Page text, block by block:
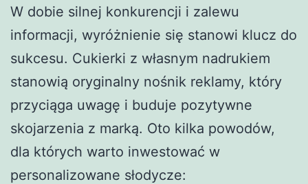
W dobie silnej konkurencji i zalewu
informacji, wyróżnienie się stanowi klucz do
sukcesu. Cukierki z własnym nadrukiem
stanowią oryginalny nośnik reklamy, który
przyciąga uwagę i buduje pozytywne
skojarzenia z marką. Oto kilka powodów,
dla których warto inwestować w
personalizowane słodycze: